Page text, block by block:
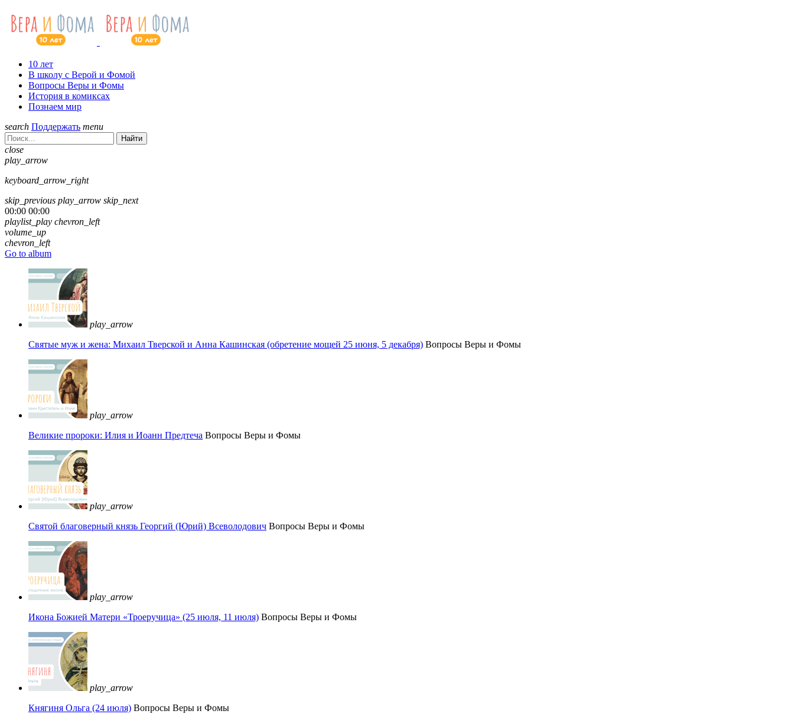
10 лет
В школу с Верой и Фомой
Вопросы Веры и Фомы
История в комиксах
Познаем мир
search Поддержать menu
Найти
close
play_arrow
keyboard_arrow_right
skip_previous play_arrow skip_next
00:00 00:00
playlist_play chevron_left
volume_up
chevron_left
Go to album
play_arrow
Святые муж и жена: Михаил Тверской и Анна Кашинская (обретение мощей 25 июня, 5 декабря) Вопросы Веры и Фомы
play_arrow
Великие пророки: Илия и Иоанн Предтеча Вопросы Веры и Фомы
play_arrow
Святой благоверный князь Георгий (Юрий) Всеволодович Вопросы Веры и Фомы
play_arrow
Икона Божией Матери «Троеручица» (25 июля, 11 июля) Вопросы Веры и Фомы
play_arrow
Княгиня Ольга (24 июля) Вопросы Веры и Фомы